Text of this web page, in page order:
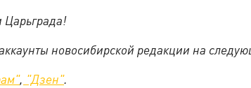
Царьграда!
новосибирской редакции на
, "Дзен".